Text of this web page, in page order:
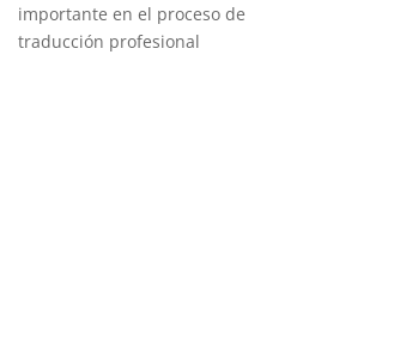
importante en el proceso de
traducción profesional